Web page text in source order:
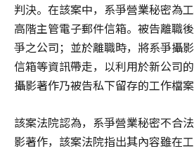
判決。在該案中，系爭營業秘密為
高階主管電子郵件信箱。被告離職
爭之公司；並於離職時，將系爭攝
信箱等資訊帶走，以利用於新公司
攝影著作乃被告私下留存的工作檔案
該案法院認為，系爭營業秘密不合
影著作，該案法院指出其內容雖在